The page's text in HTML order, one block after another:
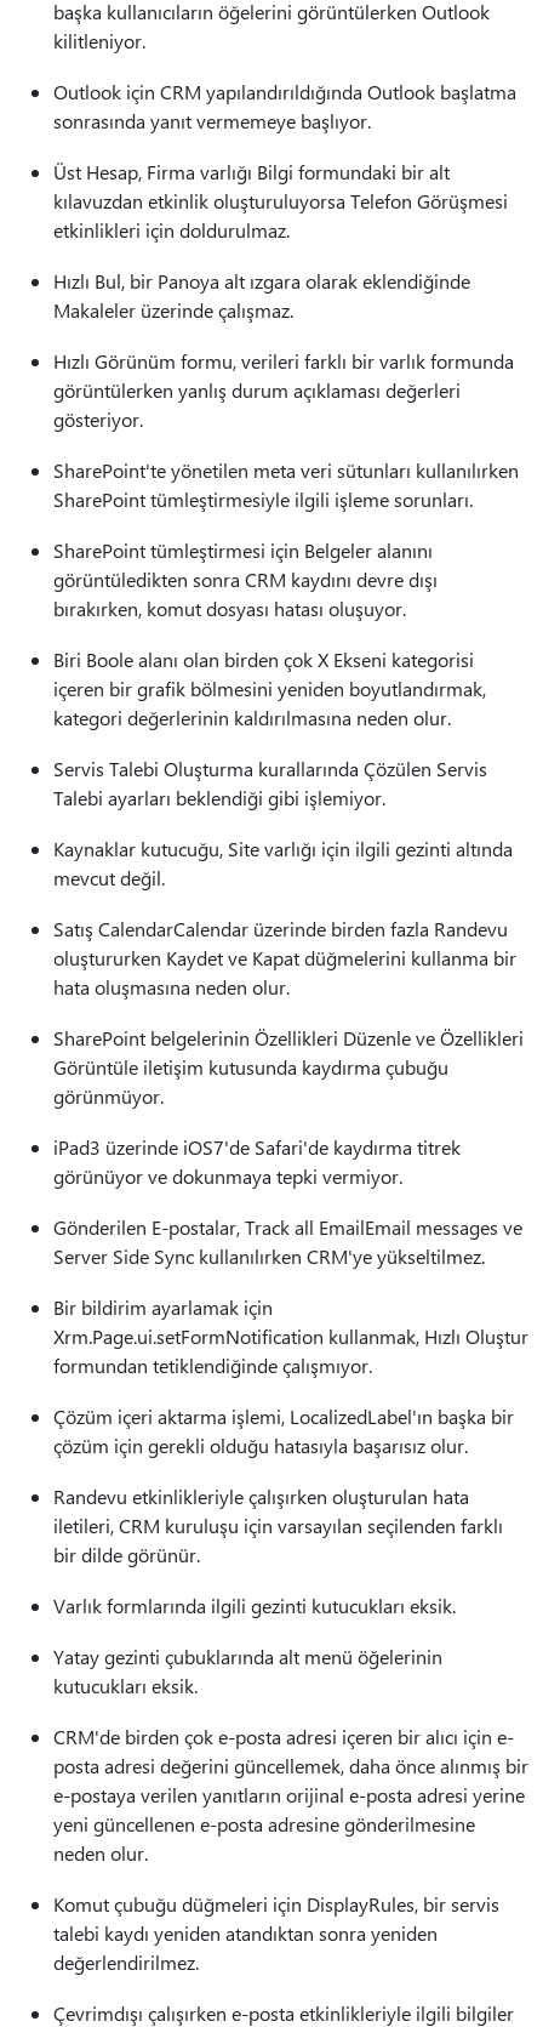
başka kullanıcıların öğelerini görüntülerken Outlook
kilitleniyor.
Outlook için CRM yapılandırıldığında Outlook başlatma
sonrasında yanıt vermemeye başlıyor.
Üst Hesap, Firma varlığı Bilgi formundaki bir alt
kılavuzdan etkinlik oluşturuluyorsa Telefon Görüşmesi
etkinlikleri için doldurulmaz.
Hızlı Bul, bir Panoya alt ızgara olarak eklendiğinde
Makaleler üzerinde çalışmaz.
Hızlı Görünüm formu, verileri farklı bir varlık formunda
görüntülerken yanlış durum açıklaması değerleri
gösteriyor.
SharePoint'te yönetilen meta veri sütunları kullanılırken
SharePoint tümleştirmesiyle ilgili işleme sorunları.
SharePoint tümleştirmesi için Belgeler alanını
görüntüledikten sonra CRM kaydını devre dışı
bırakırken, komut dosyası hatası oluşuyor.
Biri Boole alanı olan birden çok X Ekseni kategorisi
içeren bir grafik bölmesini yeniden boyutlandırmak,
kategori değerlerinin kaldırılmasına neden olur.
Servis Talebi Oluşturma kurallarında Çözülen Servis
Talebi ayarları beklendiği gibi işlemiyor.
Kaynaklar kutucuğu, Site varlığı için ilgili gezinti altında
mevcut değil.
Satış CalendarCalendar üzerinde birden fazla Randevu
oluştururken Kaydet ve Kapat düğmelerini kullanma bir
hata oluşmasına neden olur.
SharePoint belgelerinin Özellikleri Düzenle ve Özellikleri
Görüntüle iletişim kutusunda kaydırma çubuğu
görünmüyor.
iPad3 üzerinde iOS7'de Safari'de kaydırma titrek
görünüyor ve dokunmaya tepki vermiyor.
Gönderilen E-postalar, Track all EmailEmail messages ve
Server Side Sync kullanılırken CRM'ye yükseltilmez.
Bir bildirim ayarlamak için
Xrm.Page.ui.setFormNotification kullanmak, Hızlı Oluştur
formundan tetiklendiğinde çalışmıyor.
Çözüm içeri aktarma işlemi, LocalizedLabel'ın başka bir
çözüm için gerekli olduğu hatasıyla başarısız olur.
Randevu etkinlikleriyle çalışırken oluşturulan hata
iletileri, CRM kuruluşu için varsayılan seçilenden farklı
bir dilde görünür.
Varlık formlarında ilgili gezinti kutucukları eksik.
Yatay gezinti çubuklarında alt menü öğelerinin
kutucukları eksik.
CRM'de birden çok e-posta adresi içeren bir alıcı için e-
posta adresi değerini güncellemek, daha önce alınmış bir
e-postaya verilen yanıtların orijinal e-posta adresi yerine
yeni güncellenen e-posta adresine gönderilmesine
neden olur.
Komut çubuğu düğmeleri için DisplayRules, bir servis
talebi kaydı yeniden atandıktan sonra yeniden
değerlendirilmez.
Çevrimdışı çalışırken e-posta etkinlikleriyle ilgili bilgiler